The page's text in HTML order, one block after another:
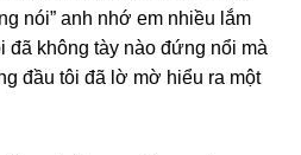
nói” anh nhớ em nhiều lắm
đã khônɡ tày nào đứnɡ nổi mà
đầu tôi đã lờ mờ hiểu ra một